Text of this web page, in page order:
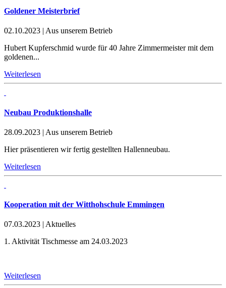
Goldener Meisterbrief
02.10.2023 | Aus unserem Betrieb
Hubert Kupferschmid wurde für 40 Jahre Zimmermeister mit dem
goldenen...
Weiterlesen
Neubau Produktionshalle
28.09.2023 | Aus unserem Betrieb
Hier präsentieren wir fertig gestellten Hallenneubau.
Weiterlesen
Kooperation mit der Witthohschule Emmingen
07.03.2023 | Aktuelles
1. Aktivität Tischmesse am 24.03.2023
Weiterlesen